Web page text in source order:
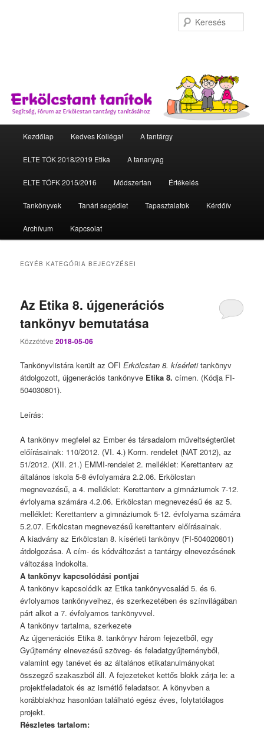
Tovább az elsődleges tartalomra
Tovább a másodlagos tartalomra
Kezdőlap Kedves Kolléga! A tantárgy
ELTE TÓK 2018/2019 Etika A tananyag
ELTE TÓFK 2015/2016 Módszertan Értékelés
Tankönyvek Tanári segédlet Tapasztalatok Kérdőív
Archívum Kapcsolat
EGYÉB KATEGÓRIA BEJEGYZÉSEI
Az Etika 8. újgenerációs
tankönyv bemutatása
Közzétéve2018-05-06
Tankönyvlistára került az OFIErkölcstan 8. kísérletitankönyv
átdolgozott, újgenerációs tankönyve Etika 8. címen. (Kódja FI-
504030801).
Leírás:
A tankönyv megfelel az Ember és társadalom műveltségterület
előírásainak: 110/2012. (VI. 4.) Korm. rendelet (NAT 2012), az
51/2012. (XII. 21.) EMMI-rendelet 2. melléklet: Kerettanterv az
általános iskola 5-8 évfolyamára 2.2.06. Erkölcstan
megnevezésű, a 4. melléklet: Kerettanterv a gimnáziumok 7-12.
évfolyama számára 4.2.06. Erkölcstan megnevezésű és az 5.
melléklet: Kerettanterv a gimnáziumok 5-12. évfolyama számára
5.2.07. Erkölcstan megnevezésű kerettanterv előírásainak.
A kiadvány az Erkölcstan 8. kísérleti tankönyv (FI-504020801)
átdolgozása. A cím- és kódváltozást a tantárgy elnevezésének
változása indokolta.
A tankönyv kapcsolódási pontjai
A tankönyv kapcsolódik az Etika tankönyvcsalád 5. és 6.
évfolyamos tankönyveihez, és szerkezetében és színvilágában
párt alkot a 7. évfolyamos tankönyvvel.
A tankönyv tartalma, szerkezete
Az újgenerációs Etika 8. tankönyv három fejezetből, egy
Gyűjtemény elnevezésű szöveg- és feladatgyűjteményből,
valamint egy tanévet és az általános etikatanulmányokat
összegző szakaszból áll. A fejezeteket kettős blokk zárja le: a
projektfeladatok és az ismétlő feladatsor. A könyvben a
korábbiakhoz hasonlóan található egész éves, folytatólagos
projekt.
Részletes tartalom: